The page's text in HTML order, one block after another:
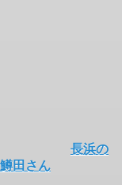
長浜の
田さん